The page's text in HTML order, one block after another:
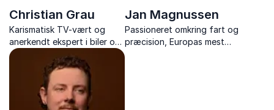
Christian Grau
Karismatisk TV-vært og
anerkendt ekspert i biler og
livsstil. Kendt for sin passion
og evne til at formidle
trends indenfor motor og
moderne livsførelse.
Jan Magnussen
Passioneret omkring fart og
præcision, Europas mest